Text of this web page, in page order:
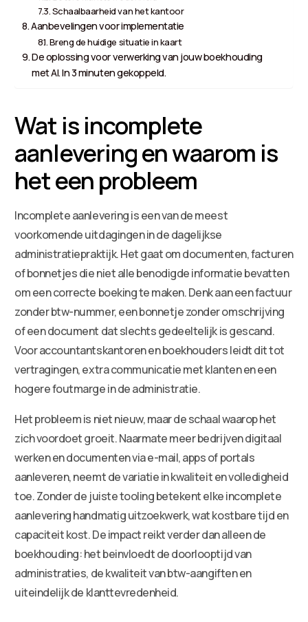
Schaalbaarheid van het kantoor
Aanbevelingen voor implementatie
Breng de huidige situatie in kaart
De oplossing voor verwerking van jouw boekhouding
met AI. In 3 minuten gekoppeld.
Wat is incomplete
aanlevering en waarom is
het een probleem
Incomplete aanlevering is een van de meest
voorkomende uitdagingen in de dagelijkse
administratiepraktijk. Het gaat om documenten, facturen
of bonnetjes die niet alle benodigde informatie bevatten
om een correcte boeking te maken. Denk aan een factuur
zonder btw-nummer, een bonnetje zonder omschrijving
of een document dat slechts gedeeltelijk is gescand.
Voor accountantskantoren en boekhouders leidt dit tot
vertragingen, extra communicatie met klanten en een
hogere foutmarge in de administratie.
Het probleem is niet nieuw, maar de schaal waarop het
zich voordoet groeit. Naarmate meer bedrijven digitaal
werken en documenten via e-mail, apps of portals
aanleveren, neemt de variatie in kwaliteit en volledigheid
toe. Zonder de juiste tooling betekent elke incomplete
aanlevering handmatig uitzoekwerk, wat kostbare tijd en
capaciteit kost. De impact reikt verder dan alleen de
boekhouding: het beinvloedt de doorlooptijd van
administraties, de kwaliteit van btw-aangiften en
uiteindelijk de klanttevredenheid.